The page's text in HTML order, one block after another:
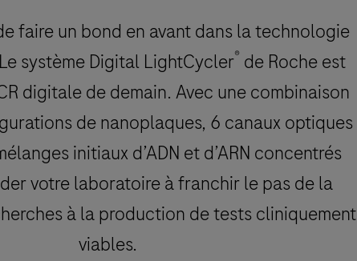
faire un bond en avant dans la technologie
système Digital LightCycler® de Roche est
digitale de demain. Avec une combinaison
de nanoplaques, 6 canaux optiques
initiaux d’ADN et d’ARN concentrés
votre laboratoire à franchir le pas de la
à la production de tests cliniquement
viables.